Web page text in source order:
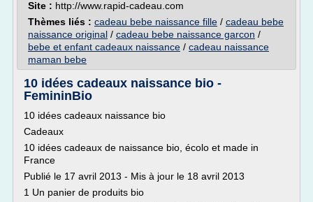
Site : http://www.rapid-cadeau.com
Thèmes liés : cadeau bebe naissance fille / cadeau bebe
naissance original / cadeau bebe naissance garcon /
bebe et enfant cadeaux naissance / cadeau naissance
maman bebe
10 idées cadeaux naissance bio -
FemininBio
10 idées cadeaux naissance bio
Cadeaux
10 idées cadeaux de naissance bio, écolo et made in
France
Publié le 17 avril 2013 - Mis à jour le 18 avril 2013
1 Un panier de produits bio